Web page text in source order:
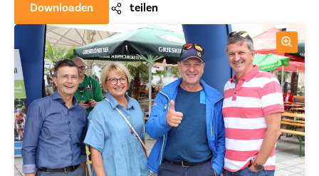
Downloaden teilen